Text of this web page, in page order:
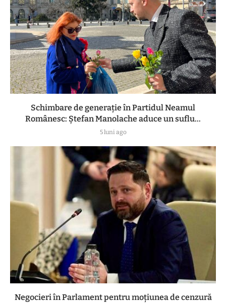
Schimbare de generație în Partidul Neamul
Românesc: Ștefan Manolache aduce un suflu...
5 luni ago
Negocieri în Parlament pentru moțiunea de cenzură